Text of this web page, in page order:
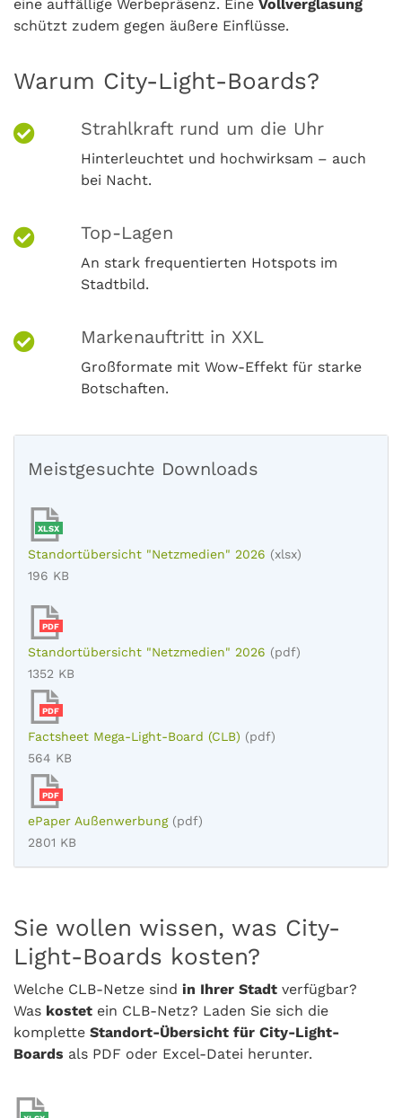
eine auffällige Werbepräsenz. Eine Vollverglasung
schützt zudem gegen äußere Einflüsse.
Warum City-Light-Boards?
Strahlkraft rund um die Uhr
Hinterleuchtet und hochwirksam – auch
bei Nacht.
Top-Lagen
An stark frequentierten Hotspots im
Stadtbild.
Markenauftritt in XXL
Großformate mit Wow-Effekt für starke
Botschaften.
Meistgesuchte Downloads
XLSX
Standortübersicht "Netzmedien" 2026 (xlsx)
196 KB
PDF
Standortübersicht "Netzmedien" 2026 (pdf)
1352 KB
PDF
Factsheet Mega-Light-Board (CLB) (pdf)
564 KB
PDF
ePaper Außenwerbung (pdf)
2801 KB
Sie wollen wissen, was City-
Light-Boards kosten?
Welche CLB-Netze sind in Ihrer Stadt verfügbar?
Was kostet ein CLB-Netz? Laden Sie sich die
komplette Standort-Übersicht für City-Light-
Boards als PDF oder Excel-Datei herunter.